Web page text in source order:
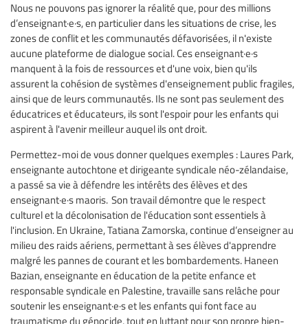
Nous ne pouvons pas ignorer la réalité que, pour des millions
d’enseignant·e·s, en particulier dans les situations de crise, les
zones de conflit et les communautés défavorisées, il n'existe
aucune plateforme de dialogue social. Ces enseignant·e·s
manquent à la fois de ressources et d'une voix, bien qu'ils
assurent la cohésion de systèmes d'enseignement public fragiles,
ainsi que de leurs communautés. Ils ne sont pas seulement des
éducatrices et éducateurs, ils sont l'espoir pour les enfants qui
aspirent à l'avenir meilleur auquel ils ont droit.
Permettez-moi de vous donner quelques exemples : Laures Park,
enseignante autochtone et dirigeante syndicale néo-zélandaise,
a passé sa vie à défendre les intérêts des élèves et des
enseignant·e·s maoris. Son travail démontre que le respect
culturel et la décolonisation de l'éducation sont essentiels à
l'inclusion. En Ukraine, Tatiana Zamorska, continue d’enseigner au
milieu des raids aériens, permettant à ses élèves d'apprendre
malgré les pannes de courant et les bombardements. Haneen
Bazian, enseignante en éducation de la petite enfance et
responsable syndicale en Palestine, travaille sans relâche pour
soutenir les enseignant·e·s et les enfants qui font face au
traumatisme du génocide, tout en luttant pour son propre bien-